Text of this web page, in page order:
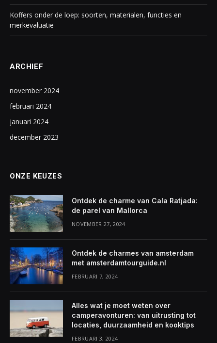
Koffers onder de loep: soorten, materialen, functies en
merkevaluatie
ARCHIEF
november 2024
februari 2024
januari 2024
december 2023
ONZE KEUZES
Ontdek de charme van Cala Ratjada:
de parel van Mallorca
NOVEMBER 27, 2024
Ontdek de charmes van amsterdam
met amsterdamtourguide.nl
FEBRUARI 7, 2024
Alles wat je moet weten over
camperavonturen: van uitrusting tot
locaties, duurzaamheid en kooktips
FEBRUARI 3, 2024